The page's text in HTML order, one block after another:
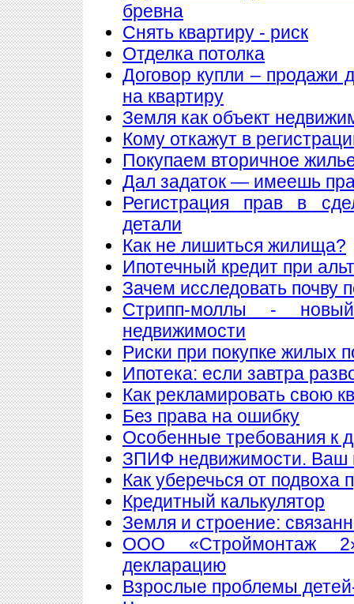
бревна
Снять квартиру - риск
Отделка потолка
Договор купли – продажи
на квартиру
Земля как объект
Кому откажут в
Покупаем вторичное
Дал задаток — имеешь
Регистрация прав в
детали
Как не лишиться жилища?
Ипотечный кредит при
Зачем исследовать почву
Стрипп-моллы -
недвижимости
Риски при покупке жилых
Ипотека: если завтра
Как рекламировать свою
Без права на ошибку
Особенные требования к
ЗПИФ недвижимости. Ваш
Как уберечься от подвоха
Кредитный калькулятор
Земля и строение:
ООО «Строймонтаж
декларацию
Взрослые проблемы